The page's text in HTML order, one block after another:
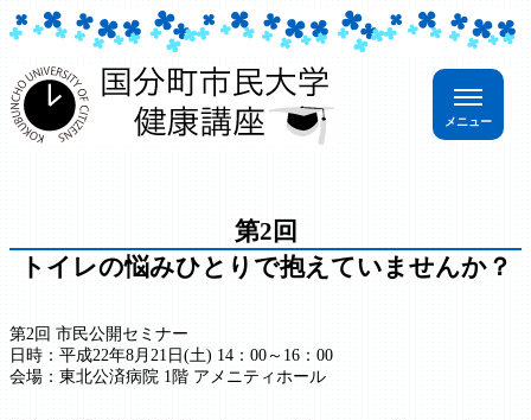
第2回
トイレの悩みひとりで抱えていませんか？
第2回 市民公開セミナー
日時：平成22年8月21日(土) 14：00～16：00
会場：東北公済病院 1階 アメニティホール